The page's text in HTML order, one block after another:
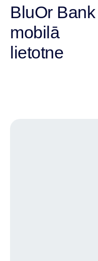
BluOr Bank
mobilā
lietotne